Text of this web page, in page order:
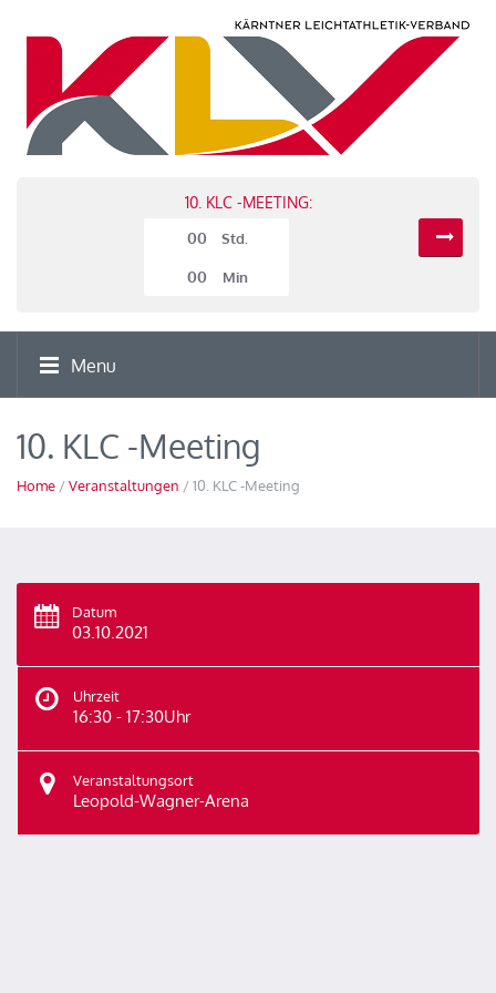
10. KLC -MEETING:
00
Std.
00 Min
Menu
10. KLC -Meeting
Home /Veranstaltungen / 10. KLC -Meeting
Datum
03.10.2021
Uhrzeit
16:30 - 17:30Uhr
Veranstaltungsort
Leopold-Wagner-Arena